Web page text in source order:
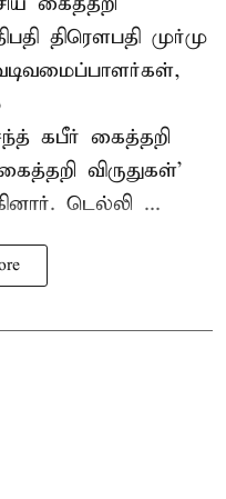
திரௌபதி முர்மு
கபீர் கைத்தறி
விருதுகள்'
டெல்லி ...